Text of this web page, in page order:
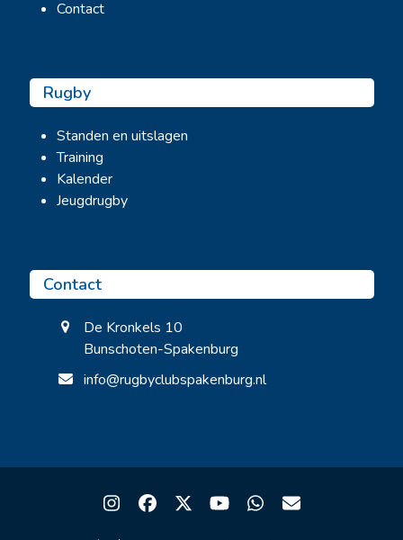
Contact
Rugby
Standen en uitslagen
Training
Kalender
Jeugdrugby
Contact
De Kronkels 10
Bunschoten-Spakenburg
info@rugbyclubspakenburg.nl
Instagram
Facebook
TwitterYouTubeWhatsapp
Email